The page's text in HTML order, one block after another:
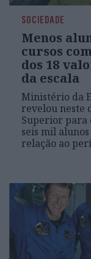
SOCIEDADE
Menos
cursos
dos 18
da escala
Ministério da
revelou neste
Superior para
seis mil alunos
relação ao